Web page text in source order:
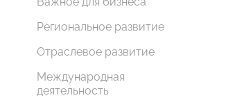
Региональное развитие
Отраслевое развитие
Международная
деятельность